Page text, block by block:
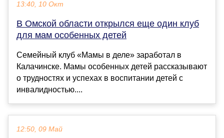
13:40, 10 Окт
В Омской области открылся еще один клуб
для мам особенных детей
Семейный клуб «Мамы в деле» заработал в
Калачинске. Мамы особенных детей рассказывают
о трудностях и успехах в воспитании детей с
инвалидностью....
12:50, 09 Май